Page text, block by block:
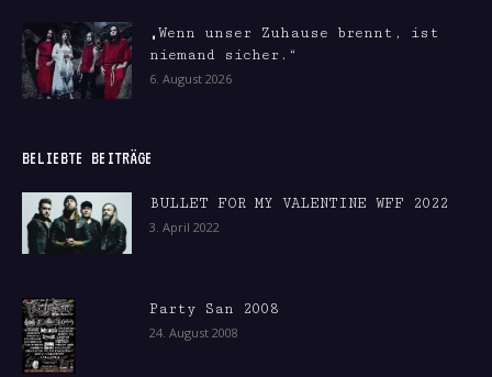
„Wenn unser Zuhause brennt, ist
niemand sicher.“
6. August 2026
BELIEBTE BEITRÄGE
BULLET FOR MY VALENTINE WFF 2022
3. April 2022
Party San 2008
24. August 2008